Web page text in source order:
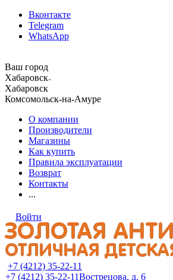
Вконтакте
Telegram
WhatsApp
Ваш город
Хабаровск
Хабаровск
Комсомольск-на-Амуре
О компании
Производители
Магазины
Как купить
Правила эксплуатации
Возврат
Контакты
...
Войти
+7 (4212) 35-22-11
+7 (4212) 35-22-11Вострецова, д. 6